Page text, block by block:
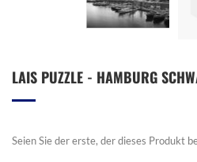
Anfang
LAIS PUZZLE - HAMBURG
Seien Sie der erste, der dieses Produkt